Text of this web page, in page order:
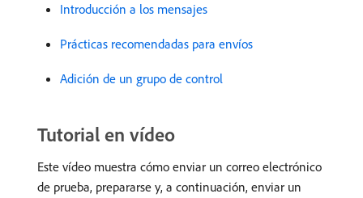
Introducción a los mensajes
Prácticas recomendadas para envíos
Adición de un grupo de control
Tutorial en vídeo
Este vídeo muestra cómo enviar un correo electrónico
de prueba, prepararse y, a continuación, enviar un